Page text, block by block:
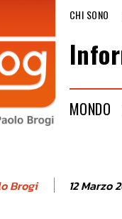
CHI SONO
MONDO
Brogi 12 Marzo